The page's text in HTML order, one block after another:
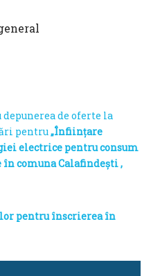
de oferte la
pentru„Înființare
electrice pentru consum
comuna Calafindești ,
pentru înscrierea în